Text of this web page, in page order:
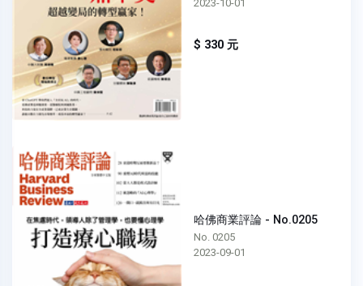
2023-10-01
$ 330 元
哈佛商業評論 - No.0205
No. 0205
2023-09-01